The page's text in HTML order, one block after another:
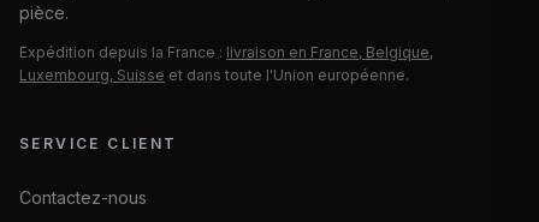
pièce.
Expédition depuis la France : livraison en France, Belgique,
Luxembourg, Suisse et dans toute l'Union européenne.
SERVICE CLIENT
Contactez-nous